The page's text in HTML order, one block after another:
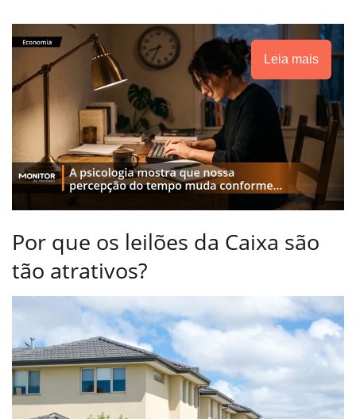
Leia mais
Por que os leilões da Caixa são
tão atrativos?